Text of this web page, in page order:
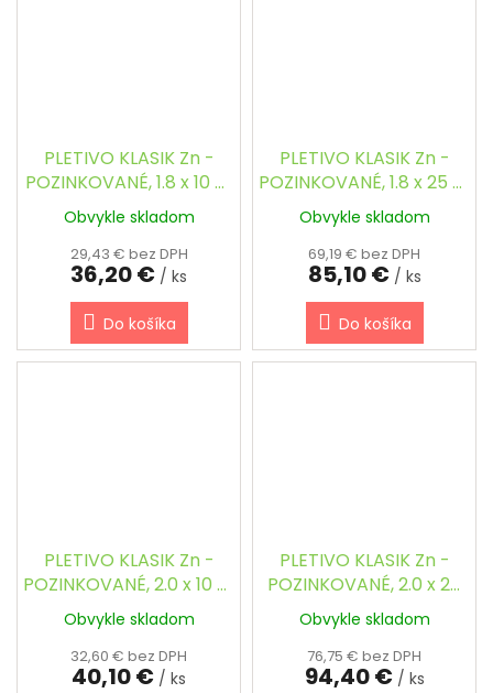
PLETIVO KLASIK Zn -
POZINKOVANÉ, 1.8 x 10 m
/ 60 x 60 / 2.0 mm
Obvykle skladom
29,43 € bez DPH
36,20 € / ks
Do košíka
PLETIVO KLASIK Zn -
POZINKOVANÉ, 1.8 x 25 m
/ 60 x 60 / 2.0 mm
Obvykle skladom
69,19 € bez DPH
85,10 € / ks
Do košíka
PLETIVO KLASIK Zn -
POZINKOVANÉ, 2.0 x 10 m
/ 60 x 60 / 2.0 mm
Obvykle skladom
32,60 € bez DPH
40,10 € / ks
PLETIVO KLASIK Zn -
POZINKOVANÉ, 2.0 x 25
m / 60 x 60 / 2.0 mm
Obvykle skladom
76,75 € bez DPH
94,40 € / ks